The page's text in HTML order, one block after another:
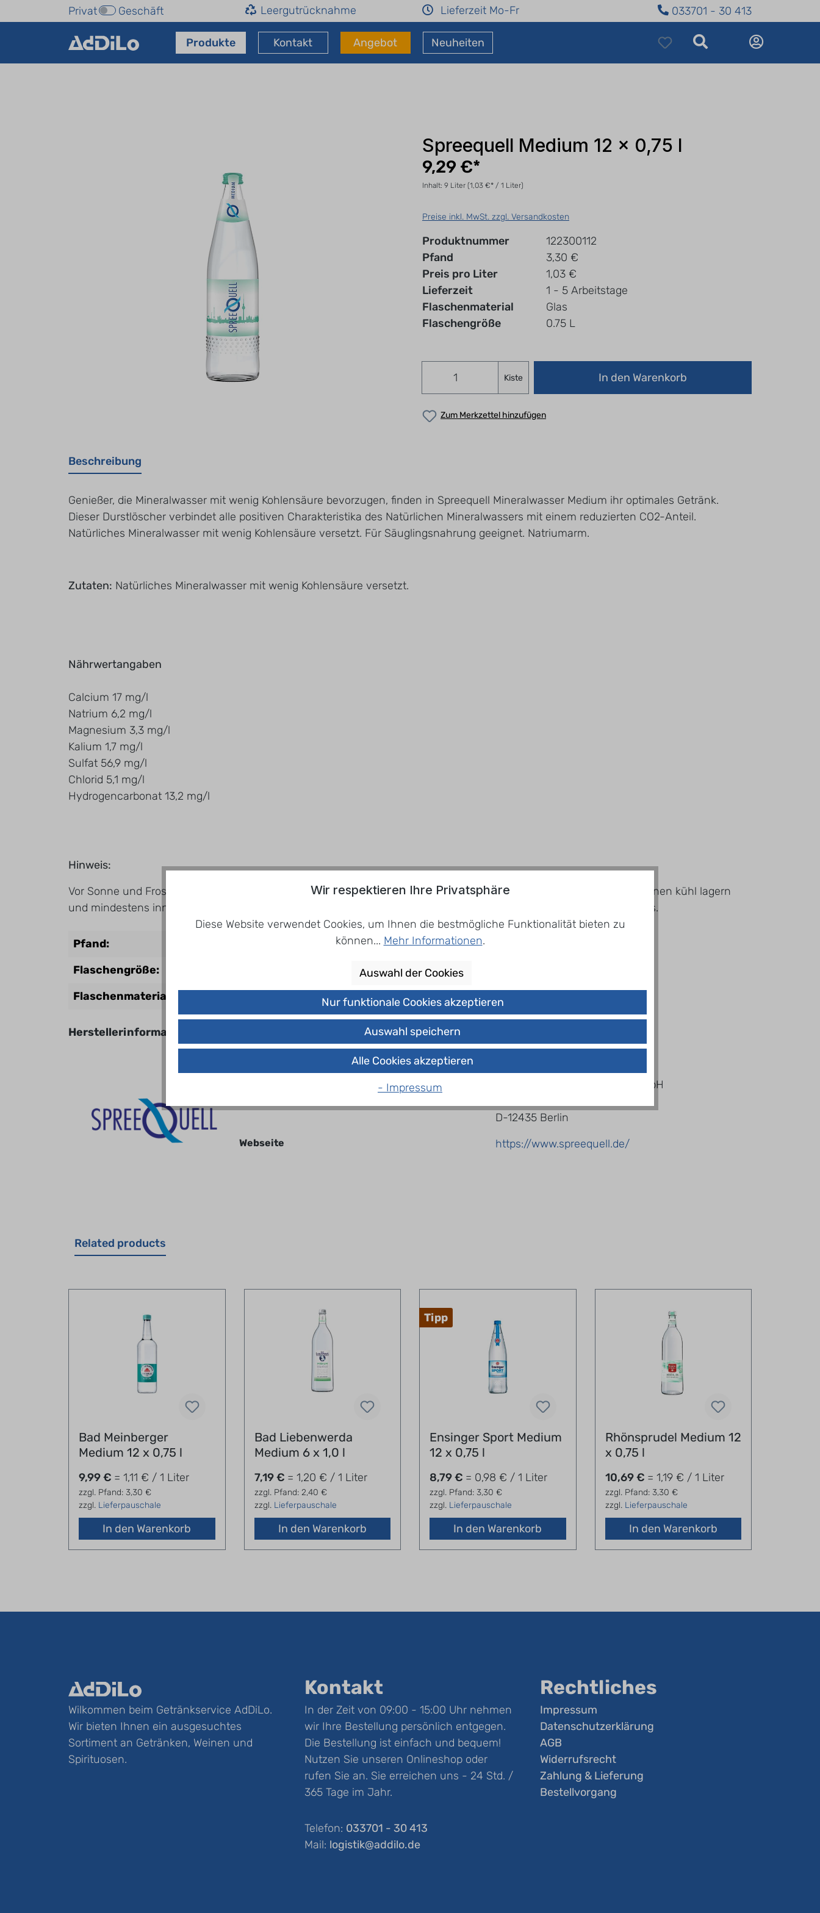
Privat Geschäft Leergutrücknahme Lieferzeit Mo-Fr 033701 - 30 413
Produkte Kontakt Angebot Neuheiten
Spreequell Medium 12 x 0,75 l
9,29 €*
Inhalt: 9 Liter (1,03 €* / 1 Liter)
Preise inkl. MwSt. zzgl. Versandkosten
Produktnummer
122300112
Pfand
3,30 €
Preis pro Liter
1,03 €
Lieferzeit
1 - 5 Arbeitstage
Flaschenmaterial
Glas
Flaschengröße
0.75 L
Kiste In den Warenkorb
Zum Merkzettel hinzufügen
Beschreibung
Genießer, die Mineralwasser mit wenig Kohlensäure bevorzugen, finden in Spreequell Mineralwasser Medium ihr optimales Getränk.
Dieser Durstlöscher verbindet alle positiven Charakteristika des Natürlichen Mineralwassers mit einem reduzierten CO2-Anteil.
Natürliches Mineralwasser mit wenig Kohlensäure versetzt. Für Säuglingsnahrung geeignet. Natriumarm.
Zutaten: Natürliches Mineralwasser mit wenig Kohlensäure versetzt.
Nährwertangaben
Calcium 17 mg/l
Natrium 6,2 mg/l
Magnesium 3,3 mg/l
Kalium 1,7 mg/l
Sulfat 56,9 mg/l
Chlorid 5,1 mg/l
Hydrogencarbonat 13,2 mg/l
Hinweis:
Vor Sonne und Frost schützen und an einem sauberen, trockenen, kühlen und geruchlosen Ort lagern. Nach dem Öffnen kühl lagern
und mindestens innerhalb von 3 Tagen verbrauchen.Weitere Angaben entnehmen Sie bitte dem Etikett des Produktes.
Pfand:
Mehrweg
Flaschengröße:
Flaschenmaterial:
Herstellerinformationen
Spreequell Mineralbrunnen GmbH
D-12435 Berlin
Webseite https://www.spreequell.de/
Related products
Bad Meinberger
Medium 12 x 0,75 l
9,99 € = 1,11 € / 1 Liter
zzgl. Pfand: 3,30 €
zzgl. Lieferpauschale
In den Warenkorb
Bad Liebenwerda
Medium 6 x 1,0 l
7,19 € = 1,20 € / 1 Liter
zzgl. Pfand: 2,40 €
zzgl. Lieferpauschale
In den Warenkorb
Tipp
Ensinger Sport Medium
12 x 0,75 l
8,79 € = 0,98 € / 1 Liter
zzgl. Pfand: 3,30 €
zzgl. Lieferpauschale
In den Warenkorb
Rhönsprudel Medium 12
x 0,75 l
10,69 € = 1,19 € / 1 Liter
zzgl. Pfand: 3,30 €
zzgl. Lieferpauschale
In den Warenkorb
Wilkommen beim Getränkservice AdDiLo.
Wir bieten Ihnen ein ausgesuchtes
Sortiment an Getränken, Weinen und
Spirituosen.
Kontakt
In der Zeit von 09:00 - 15:00 Uhr nehmen
wir Ihre Bestellung persönlich entgegen.
Die Bestellung ist einfach und bequem!
Nutzen Sie unseren Onlineshop oder
rufen Sie an. Sie erreichen uns - 24 Std. /
365 Tage im Jahr.
Telefon: 033701 - 30 413
Mail: logistik@addilo.de
Rechtliches
Impressum
Datenschutzerklärung
AGB
Widerrufsrecht
Zahlung & Lieferung
Bestellvorgang
Wir respektieren Ihre Privatsphäre
Diese Website verwendet Cookies, um Ihnen die bestmögliche Funktionalität bieten zu
können... Mehr Informationen.
Auswahl der Cookies
Nur funktionale Cookies akzeptieren
Auswahl speichern
Alle Cookies akzeptieren
- Impressum